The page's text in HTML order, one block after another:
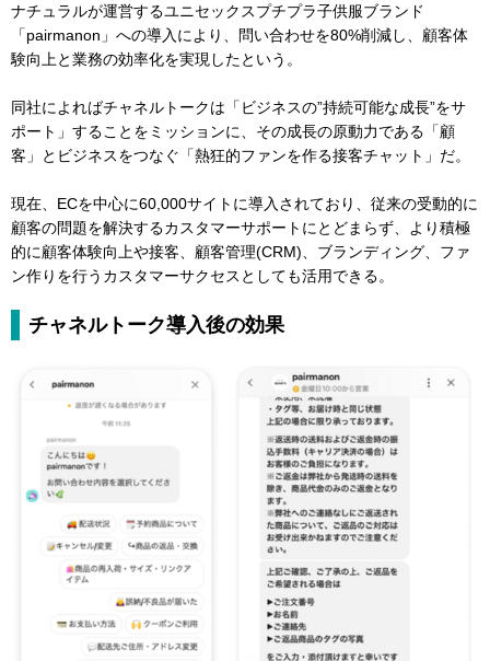
ナチュラルが運営するユニセックスプチプラ子供服ブランド
「pairmanon」への導入により、問い合わせを80%削減し、顧客体
験向上と業務の効率化を実現したという。
同社によればチャネルトークは「ビジネスの”持続可能な成長”をサ
ポート」することをミッションに、その成長の原動力である「顧
客」とビジネスをつなぐ「熱狂的ファンを作る接客チャット」だ。
現在、ECを中心に60,000サイトに導入されており、従来の受動的に
顧客の問題を解決するカスタマーサポートにとどまらず、より積極
的に顧客体験向上や接客、顧客管理(CRM)、ブランディング、ファ
ン作りを行うカスタマーサクセスとしても活用できる。
チャネルトーク導入後の効果